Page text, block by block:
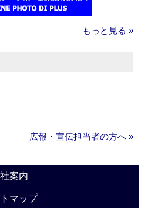
もっと見る »
広報・宣伝担当者の方へ »
案内
マップ